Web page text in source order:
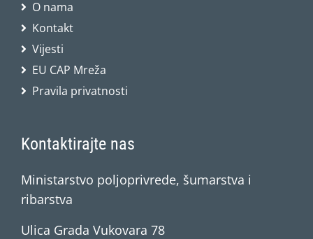
O nama
Kontakt
Vijesti
EU CAP Mreža
Pravila privatnosti
Kontaktirajte nas
Ministarstvo poljoprivrede, šumarstva i
ribarstva
Ulica Grada Vukovara 78